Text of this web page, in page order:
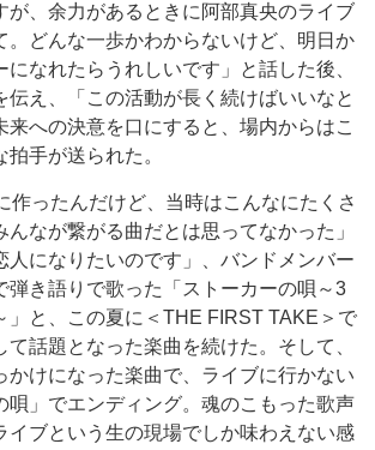
が、余力があるときに阿部真央のライブ
。どんな一歩かわからないけど、明日か
になれたらうれしいです」と話した後、
伝え、「この活動が長く続けばいいなと
来への決意を口にすると、場内からはこ
手が送られた。
ったんだけど、当時はこんなにたくさ
んなが繋がる曲だとは思ってなかった」
人になりたいのです」、バンドメンバー
弾き語りで歌った「ストーカーの唄～3
」と、この夏に＜THE FIRST TAKE＞で
話題となった楽曲を続けた。そして、
かけになった楽曲で、ライブに行かない
唄」でエンディング。魂のこもった歌声
イブという生の現場でしか味わえない感